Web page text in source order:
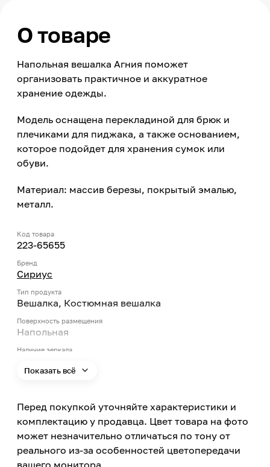
О товаре
Напольная вешалка Агния поможет
организовать практичное и аккуратное
хранение одежды.
Модель оснащена перекладиной для брюк и
плечиками для пиджака, а также основанием,
которое подойдет для хранения сумок или
обуви.
Материал: массив березы, покрытый эмалью,
металл.
Код товара
223-65655
Бренд
Сириус
Тип продукта
Вешалка, Костюмная вешалка
Поверхность размещения
Напольная
Наличие зеркала
Цвет заявленный производителем
Орех темный
Цветовая гамма
Коричневый
Показать всё
Перед покупкой уточняйте характеристики и
комплектацию у продавца. Цвет товара на фото
может незначительно отличаться по тону от
реального из-за особенностей цветопередачи
вашего монитора